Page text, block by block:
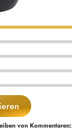
von Kommentaren: